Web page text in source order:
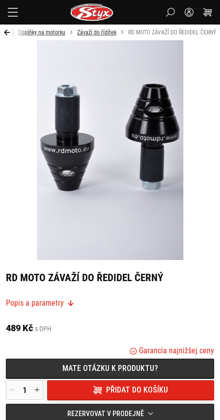
Doplňky na motorku Závaží do řídítek RD MOTO ZÁVAŽÍ DO ŘEDIDEL ČERNÝ
RD MOTO ZÁVAŽÍ DO ŘEDIDEL ČERNÝ
Originální design.
Vyrobeno z kvalitních materiálů.
Vhodné pro průměr řidítek 17,5mm.
Cena za pár, včetně šroubů.
Popis a parametry
489 Kč s DPH
Garancia najnižšej ceny
MATE OTÁZKU K PRODUKTU?
PŘIDAT DO KOŠÍKU
REZERVOVAT V PRODEJNĚ